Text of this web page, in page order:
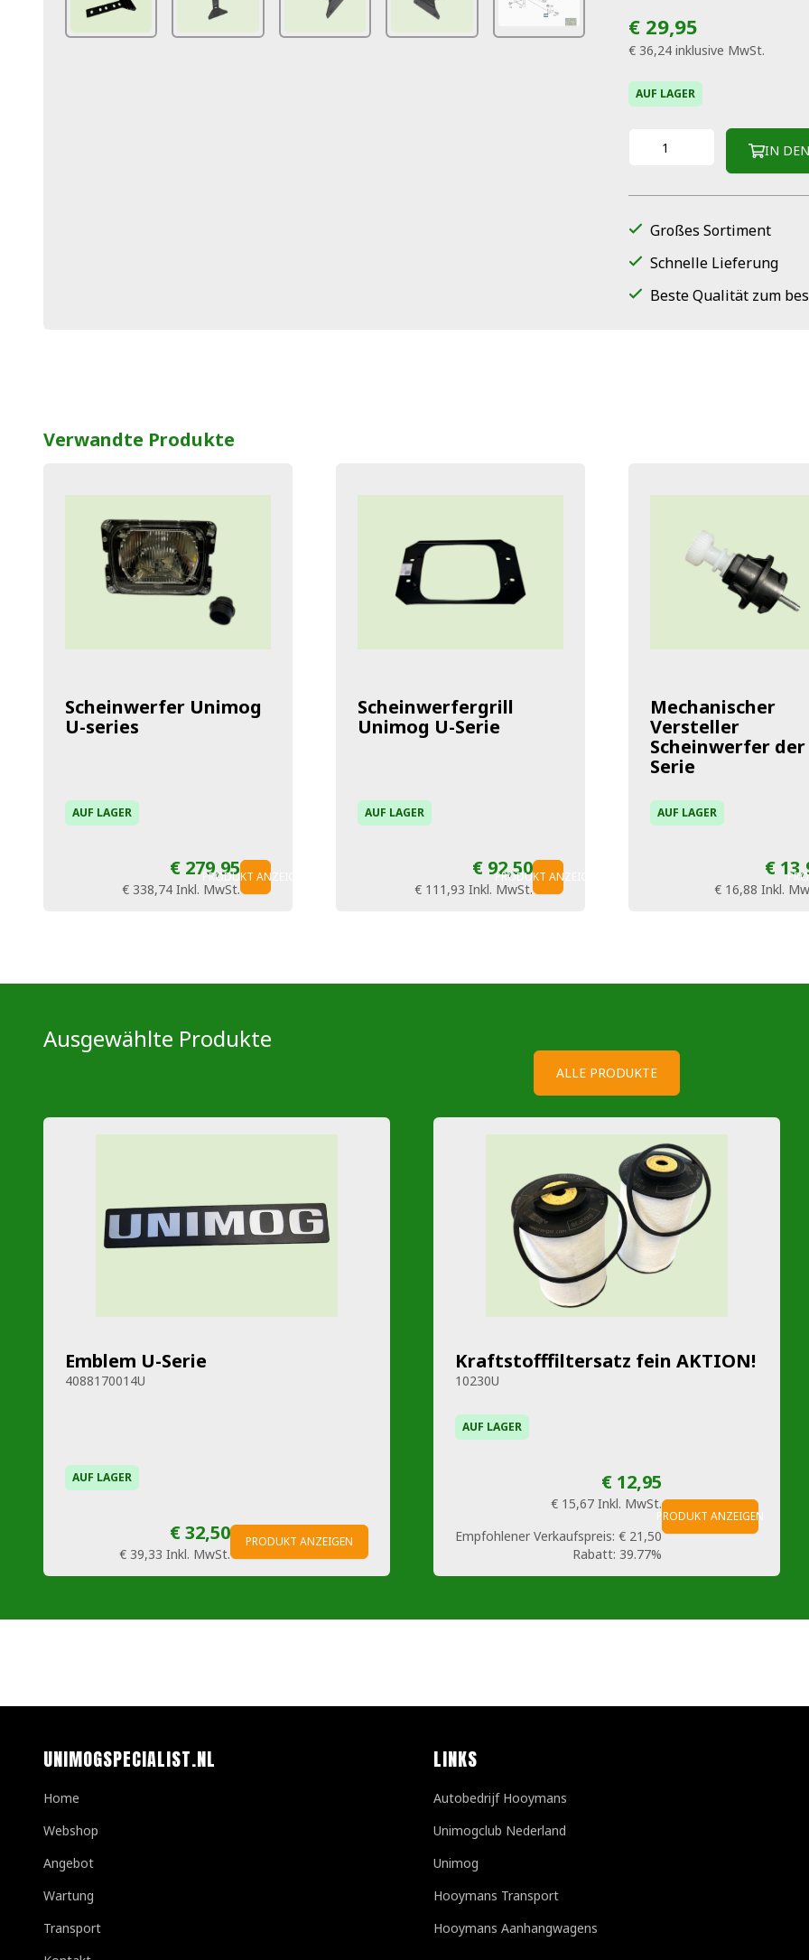
€ 29,95
€ 36,24 inklusive MwSt.
AUF LAGER
IN
Großes Sortiment
Schnelle Lieferung
Beste Qualität zum
Verwandte Produkte
Scheinwerfer Unimog
U-series
AUF LAGER
€ 279,95
€ 338,74 Inkl. MwSt.
PRODUKT ANZEIGEN
Scheinwerfergrill
Unimog U-Serie
AUF LAGER
€ 92,50
€ 111,93 Inkl. MwSt.
PRODUKT ANZEIGEN
Mechanischer
Versteller
Scheinwerfer der
Serie
AUF LAGER
€
€ 16,88 Inkl.
Ausgewählte Produkte
ALLE PRODUKTE
Emblem U-Serie
4088170014U
AUF LAGER
€ 32,50
€ 39,33 Inkl. MwSt.
PRODUKT ANZEIGEN
Kraftstofffiltersatz fein AKTION!
10230U
AUF LAGER
€ 12,95
€ 15,67 Inkl. MwSt.
Empfohlener Verkaufspreis: € 21,50
Rabatt: 39.77%
PRODUKT ANZEIGEN
UNIMOGSPECIALIST.NL
Home
Webshop
Angebot
Wartung
Transport
LINKS
Autobedrijf Hooymans
Unimogclub Nederland
Unimog
Hooymans Transport
Hooymans Aanhangwagens